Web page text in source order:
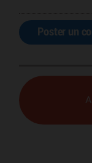
Poster un